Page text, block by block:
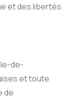
et des libertés
de-
et toute
de